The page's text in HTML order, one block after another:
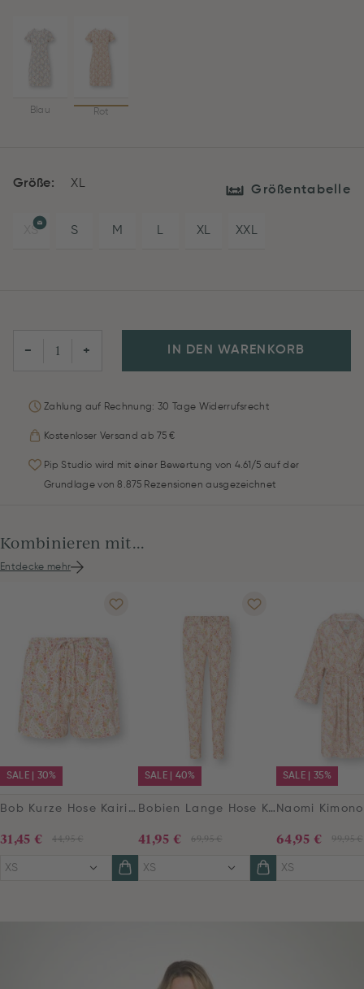
Blau Rot
Größe: XL Größentabelle
XS S M L XL XXL
− + IN DEN WARENKORB
Zahlung auf Rechnung: 30 Tage Widerrufsrecht
Kostenloser Versand ab 75 €
Pip Studio wird mit einer Bewertung von 4.61/5 auf der
Grundlage von 8.875 Rezensionen ausgezeichnet
Kombinieren mit...
Entdecke mehr
SALE | 30%
Bob Kurze Hose Kairi Bloom Rot
44,95 €
31,45 €
XS
SALE | 40%
Bobien Lange Hose Kairi Bloom Rot
69,95 €
41,95 €
XS
SALE | 35%
99,95 €
64,95 €
XS